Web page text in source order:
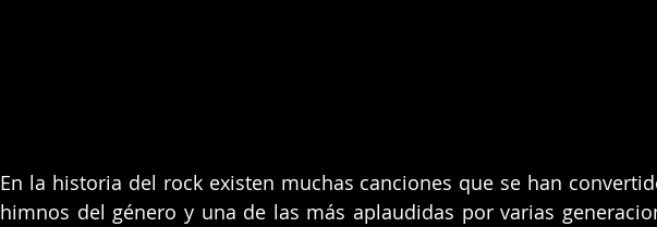
En la historia del rock existen muchas canciones que se han
himnos del género y una de las más aplaudidas por varias